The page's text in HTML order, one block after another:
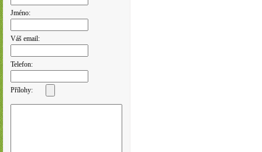
Jméno:
Váš email:
Telefon:
Přílohy: